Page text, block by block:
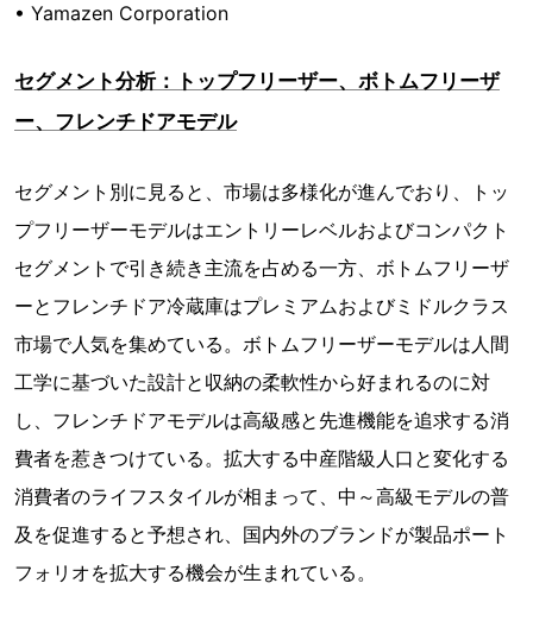
• Yamazen Corporation
セグメント分析：トップフリーザー、ボトムフリーザ
ー、フレンチドアモデル
セグメント別に見ると、市場は多様化が進んでおり、トッ
プフリーザーモデルはエントリーレベルおよびコンパクト
セグメントで引き続き主流を占める一方、ボトムフリーザ
ーとフレンチドア冷蔵庫はプレミアムおよびミドルクラス
市場で人気を集めている。ボトムフリーザーモデルは人間
工学に基づいた設計と収納の柔軟性から好まれるのに対
し、フレンチドアモデルは高級感と先進機能を追求する消
費者を惹きつけている。拡大する中産階級人口と変化する
消費者のライフスタイルが相まって、中～高級モデルの普
及を促進すると予想され、国内外のブランドが製品ポート
フォリオを拡大する機会が生まれている。